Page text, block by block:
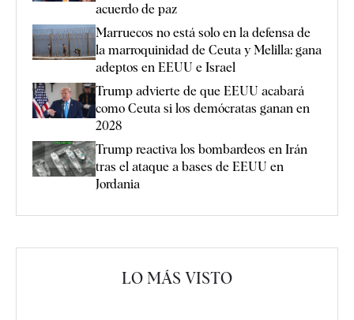
acuerdo de paz
Marruecos no está solo en la defensa de
la marroquinidad de Ceuta y Melilla: gana
adeptos en EEUU e Israel
Trump advierte de que EEUU acabará
como Ceuta si los demócratas ganan en
2028
Trump reactiva los bombardeos en Irán
tras el ataque a bases de EEUU en
Jordania
LO MÁS VISTO